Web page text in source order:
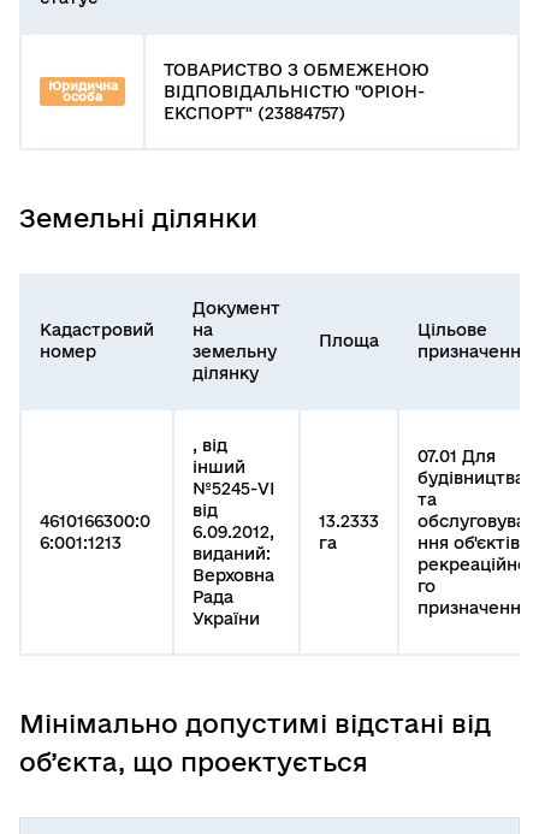
Юридична
особа
ТОВАРИСТВО З ОБМЕЖЕНОЮ
ВІДПОВІДАЛЬНІСТЮ "ОРІОН-
ЕКСПОРТ" (23884757)
Земельні ділянки
Кадастровий
номер
Документ
на
земельну
ділянку
Площа
Цільове
призначення
4610166300:0
6:001:1213
, від
інший
№5245-VI
від
6.09.2012,
виданий:
Верховна
Рада
України
13.2333
га
07.01 Для
будівництва
та
обслуговува
ння об'єктів
рекреаційно
го
призначення
Мінімально допустимі відстані від
об’єкта, що проектується